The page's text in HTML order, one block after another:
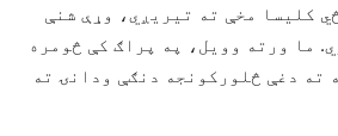
کلیسا مخې ته تیریږي، وړې شنې
ما ورته وویل، په پراګ کې څومره
ته دغې څلورکونجه دنګې ودانۍ ته